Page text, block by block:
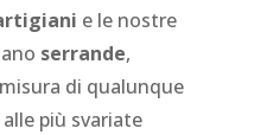
e le nostre
serrande,
di qualunque
più svariate